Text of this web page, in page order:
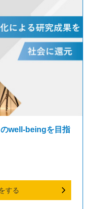
well-beingを目指
する